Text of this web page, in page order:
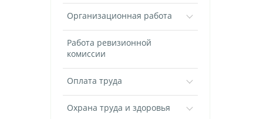
Организационная работа
Работа ревизионной
комиссии
Оплата труда
Охрана труда и здоровья